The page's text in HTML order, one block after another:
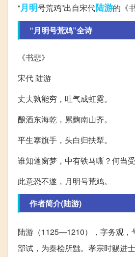
“月明号荒鸡”出自宋代陆游的《
“月明号荒鸡”全诗
《书悲》
宋代 陆游
丈夫孰能穷，吐气成虹霓。
酿酒东海乾，累麴南山齐。
平生搴旗手，头白归扶犁。
谁知蓬窗梦，中有铁马嘶？何当
此意恐不遂，月明号荒鸡。
作者简介(陆游)
陆游（1125—1210），字务观，
部试，为秦桧所黜。孝宗时赐进